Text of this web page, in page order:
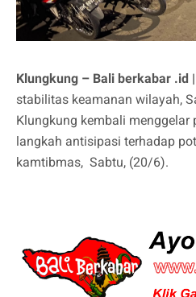
Klungkung – Bali berkabar .id |
stabilitas keamanan wilayah,
Klungkung kembali menggelar
langkah antisipasi terhadap
kamtibmas, Sabtu, (20/6).